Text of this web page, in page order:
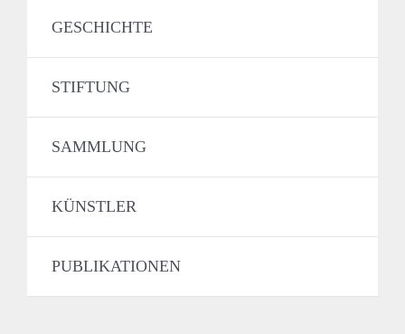
GESCHICHTE
STIFTUNG
SAMMLUNG
KÜNSTLER
PUBLIKATIONEN